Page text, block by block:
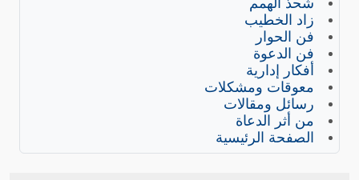
شحذ الهمم
زاد الخطيب
فن الحوار
فن الدعوة
أفكار إدارية
معوقات ومشكلات
رسائل ومقالات
من أثر الدعاة
الصفحة الرئيسية